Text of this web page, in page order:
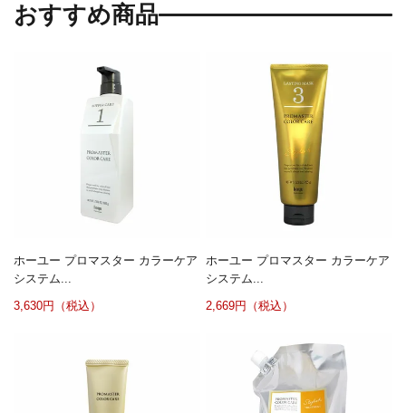
おすすめ商品
ホーユー プロマスター カラーケア
システム...
3,630円（税込）
ホーユー プロマスター カラーケア
システム...
2,669円（税込）